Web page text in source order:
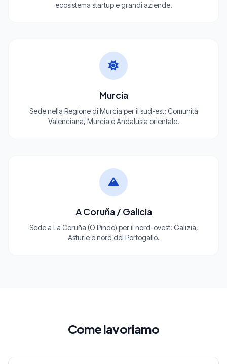
ecosistema startup e grandi aziende.
Murcia
Sede nella Regione di Murcia per il sud-est: Comunità
Valenciana, Murcia e Andalusia orientale.
A Coruña / Galicia
Sede a La Coruña (O Pindo) per il nord-ovest: Galizia,
Asturie e nord del Portogallo.
Come lavoriamo